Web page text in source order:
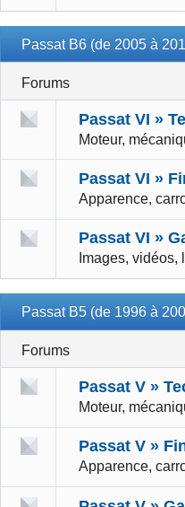
Passat B6 (de 2005 à
Forums
Passat VI »
Moteur,
Passat VI »
Apparence,
Passat VI »
Images, vidéos,
Passat B5 (de 1996 à
Forums
Passat V »
Moteur,
Passat V »
Apparence,